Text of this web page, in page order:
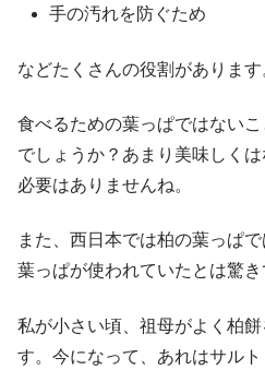
手の汚れを防ぐため
などたくさんの役割があります
食べるための葉っぱではない
でしょうか？あまり美味しく
必要はありませんね。
また、西日本では柏の葉っぱ
葉っぱが使われていたとは驚き
私が小さい頃、祖母がよく柏
す。今になって、あれはサル